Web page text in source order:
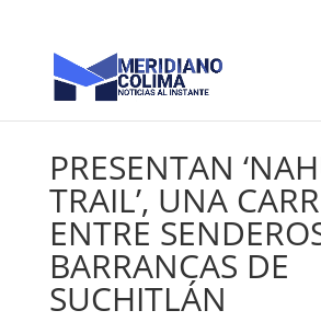
PRESENTAN
TRAIL’, UNA
ENTRE
BARRANCAS DE
SUCHITLÁN